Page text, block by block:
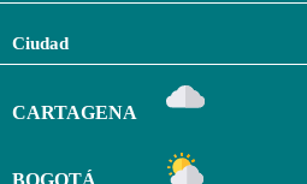
Ciudad
CARTAGENA
BOGOTÁ